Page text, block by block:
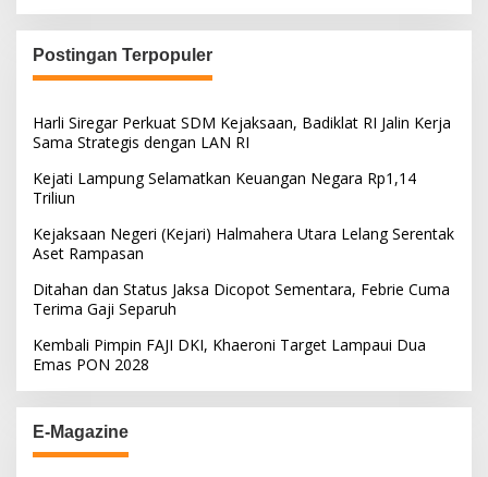
Postingan Terpopuler
Harli Siregar Perkuat SDM Kejaksaan, Badiklat RI Jalin Kerja
Sama Strategis dengan LAN RI
Kejati Lampung Selamatkan Keuangan Negara Rp1,14
Triliun
Kejaksaan Negeri (Kejari) Halmahera Utara Lelang Serentak
Aset Rampasan
Ditahan dan Status Jaksa Dicopot Sementara, Febrie Cuma
Terima Gaji Separuh
Kembali Pimpin FAJI DKI, Khaeroni Target Lampaui Dua
Emas PON 2028
E-Magazine